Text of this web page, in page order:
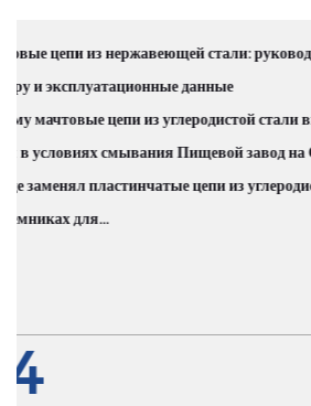
на
Jul
2026
Направляющая роликовой
марки материалов, выбор и
Реальная цена цепной
Повреждения цепей,
причиной более 30%